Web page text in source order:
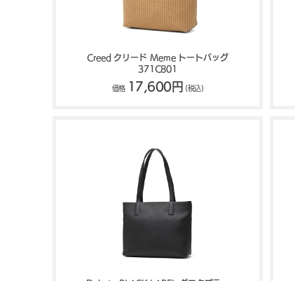
Creed クリード Meme トートバッグ
371C801
価格 17,600円 (税込)